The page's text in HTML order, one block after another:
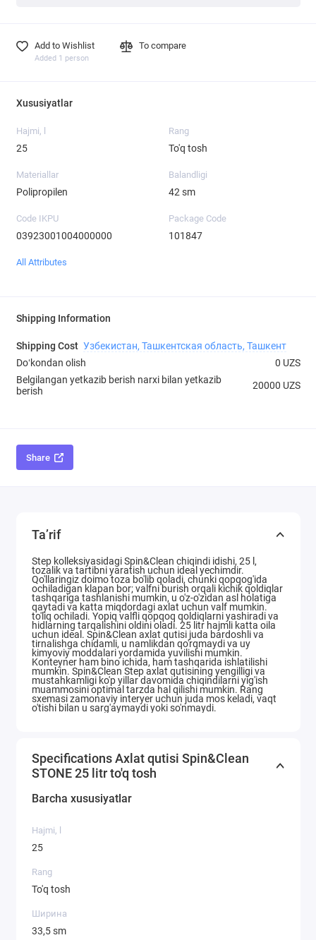
Add to Wishlist
Added 1 person
To compare
Xususiyatlar
Hajmi, l
25
Rang
To'q tosh
Materiallar
Polipropilen
Balandligi
42 sm
Code IKPU
03923001004000000
Package Code
101847
All Attributes
Shipping Information
Shipping Cost Узбекистан, Ташкентская область, Ташкент
Doʻkondan olish
0 UZS
Belgilangan yetkazib berish narxi bilan yetkazib
berish
20000 UZS
Share
Ta’rif
Step kolleksiyasidagi Spin&Clean chiqindi idishi, 25 l,
tozalik va tartibni yaratish uchun ideal yechimdir.
Qo'llaringiz doimo toza bo'lib qoladi, chunki qopqog'ida
ochiladigan klapan bor; valfni burish orqali kichik qoldiqlar
tashqariga tashlanishi mumkin, u o'z-o'zidan asl holatiga
qaytadi va katta miqdordagi axlat uchun valf mumkin.
to'liq ochiladi. Yopiq valfli qopqoq qoldiqlarni yashiradi va
hidlarning tarqalishini oldini oladi. 25 litr hajmli katta oila
uchun ideal. Spin&Clean axlat qutisi juda bardoshli va
tirnalishga chidamli, u namlikdan qo'rqmaydi va uy
kimyoviy moddalari yordamida yuvilishi mumkin.
Konteyner ham bino ichida, ham tashqarida ishlatilishi
mumkin. Spin&Clean Step axlat qutisining yengilligi va
mustahkamligi ko'p yillar davomida chiqindilarni yig'ish
muammosini optimal tarzda hal qilishi mumkin. Rang
sxemasi zamonaviy interyer uchun juda mos keladi, vaqt
o'tishi bilan u sarg'aymaydi yoki so'nmaydi.
Specifications Axlat qutisi Spin&Clean
STONE 25 litr to'q tosh
Barcha xususiyatlar
Hajmi, l
25
Rang
To'q tosh
Ширина
33,5 sm